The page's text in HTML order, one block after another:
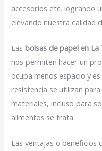
accesorios etc, logrando
elevando nuestra calidad
Lasbolsas de papel en
nos permiten hacer un
ocupa menos espacio y
resistencia se utilizan
materiales, incluso para
alimentos se trata.
Las ventajas o beneficios